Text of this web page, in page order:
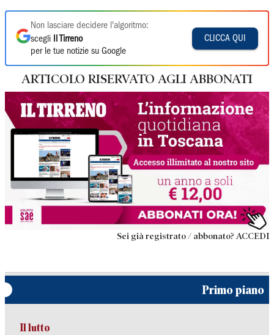
Non lasciare decidere l'algoritmo:
scegli
Il Tirreno
per le tue notizie su Google
CLICCA QUI
ARTICOLO RISERVATO AGLI ABBONATI
Sei già registrato / abbonato? ACCEDI
Primo piano
Il lutto